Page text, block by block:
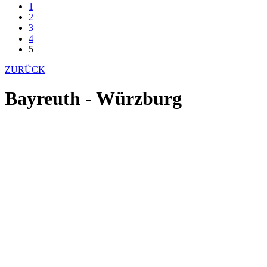
1
2
3
4
5
ZURÜCK
Bayreuth - Würzburg